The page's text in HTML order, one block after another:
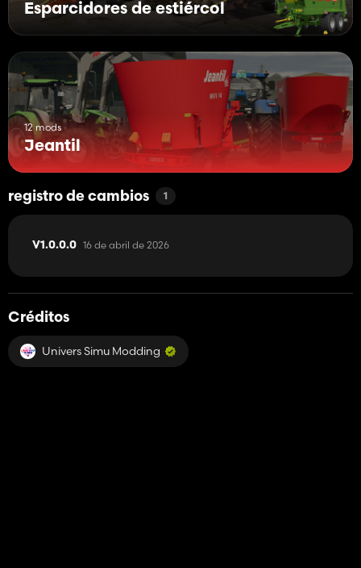
Esparcidores de estiércol
12 mods
Jeantil
registro de cambios 1
V1.0.0.0 16 de abril de 2026
Créditos
Univers Simu Modding